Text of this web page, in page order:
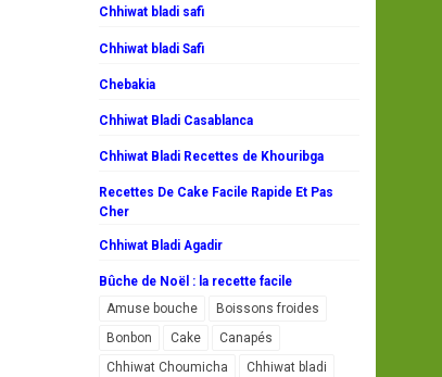
Chhiwat bladi safi
Chhiwat bladi Safi
Chebakia
Chhiwat Bladi Casablanca
Chhiwat Bladi Recettes de Khouribga
Recettes De Cake Facile Rapide Et Pas
Cher
Chhiwat Bladi Agadir
Bûche de Noël : la recette facile
Amuse bouche
Boissons froides
Bonbon
Cake
Canapés
Chhiwat Choumicha
Chhiwat bladi